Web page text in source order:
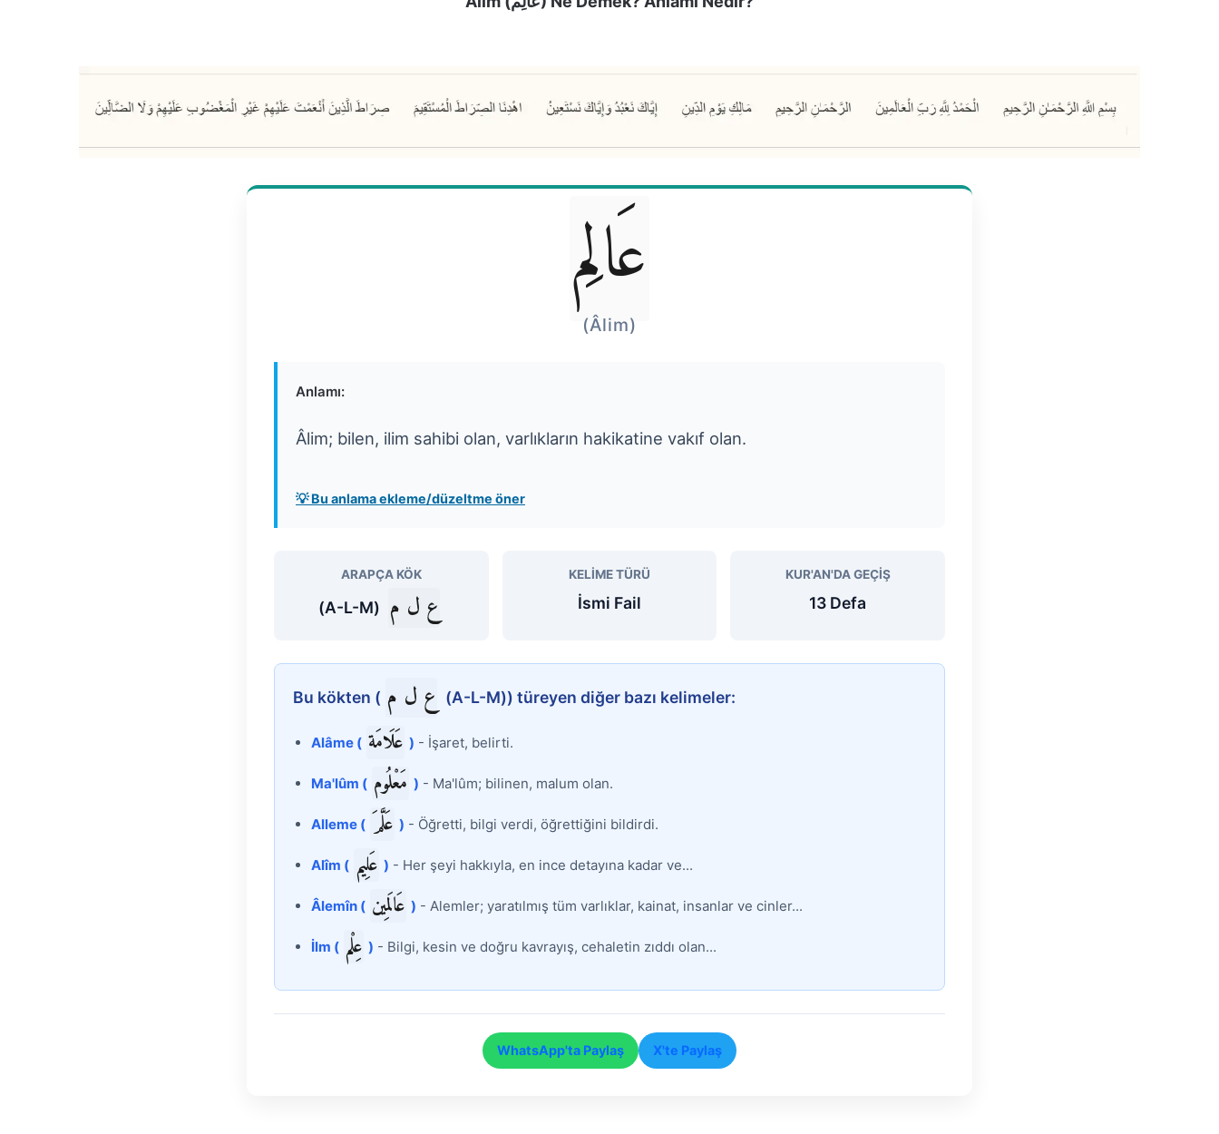
عَالِم
(Âlim)
Anlamı:
Âlim; bilen, ilim sahibi olan, varlıkların hakikatine vakıf olan.
💡 Bu anlama ekleme/düzeltme öner
ARAPÇA KÖK
ع ل م (A-L-M)
KELIME TÜRÜ
İsmi Fail
KUR'AN'DA GEÇIŞ
13 Defa
Bu kökten ( ع ل م (A-L-M)) türeyen diğer bazı kelimeler:
Alâme ( عَلَامَة ) - İşaret, belirti.
Ma'lûm ( مَعْلُوم ) - Ma'lûm; bilinen, malum olan.
Alleme ( عَلَّمَ ) - Öğretti, bilgi verdi, öğrettiğini bildirdi.
Alîm ( عَلِيم ) - Her şeyi hakkıyla, en ince detayına kadar ve...
Âlemîn ( عَالَمِين ) - Alemler; yaratılmış tüm varlıklar, kainat, insanlar ve cinler...
İlm ( عِلْم ) - Bilgi, kesin ve doğru kavrayış, cehaletin zıddı olan...
WhatsApp'ta Paylaş X'te Paylaş